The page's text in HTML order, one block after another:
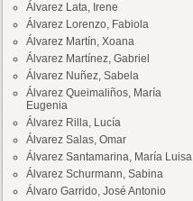
Álvarez Lata, Irene
Álvarez Lorenzo, Fabiola
Álvarez Martín, Xoana
Álvarez Martínez, Gabriel
Álvarez Nuñez, Sabela
Álvarez Queimaliños, María
Eugenia
Álvarez Rilla, Lucía
Álvarez Salas, Omar
Álvarez Santamarina, María Luisa
Álvarez Schurmann, Sabina
Álvaro Garrido, José Antonio